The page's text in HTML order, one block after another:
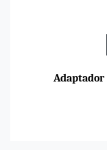
Adaptador